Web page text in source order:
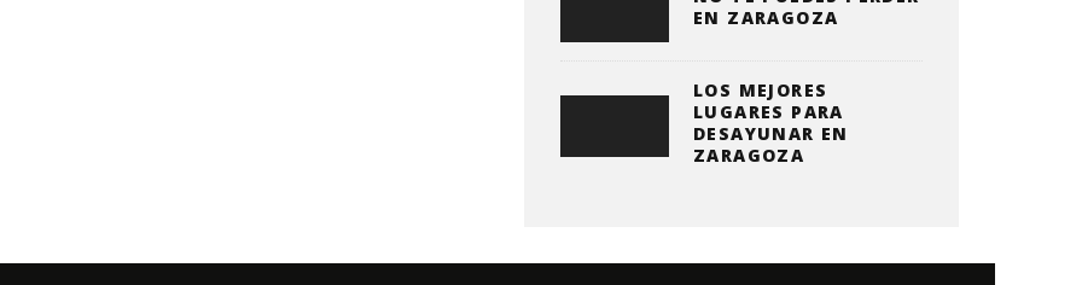
EN ZARAGOZA
LOS MEJORES
LUGARES PARA
DESAYUNAR EN
ZARAGOZA